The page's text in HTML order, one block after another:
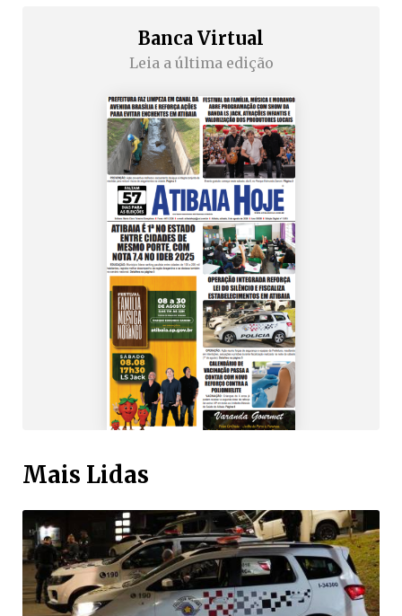
Banca Virtual
Leia a última edição
Mais Lidas